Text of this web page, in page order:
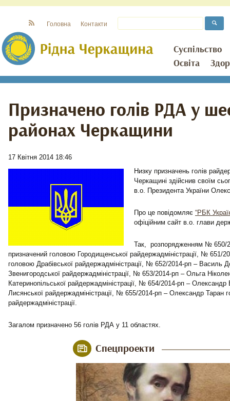
Суспільство
Освіта
Головна Контакти
Призначено голів РДА у
районах Черкащини
17 Квітня 2014 18:46
Низку призначень голів
Черкащині здійснив своїм
в.о. Президента України
Про це повідомляє “РБК
офіційним сайт в.о. глави
Так, розпорядженням № 650/
призначений головою Городищенської райдержадміністрації, № 651/
головою Драбівської райдержадміністрації, № 652/2014-рп – Василь
Звенигородської райдержадміністрації, № 653/2014-рп – Ольга
Катеринопільської райдержадміністрації, № 654/2014-рп –
Лисянської райдержадміністрації, № 655/2014-рп – Олександр Таран
райдержадміністрації.
Загалом призначено 56 голів РДА у 11 областях.
Спецпроекти